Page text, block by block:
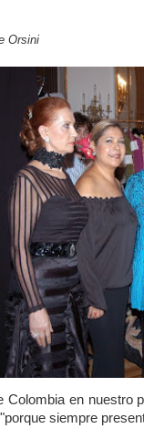
Orsini
Colombia en nuestro
siempre